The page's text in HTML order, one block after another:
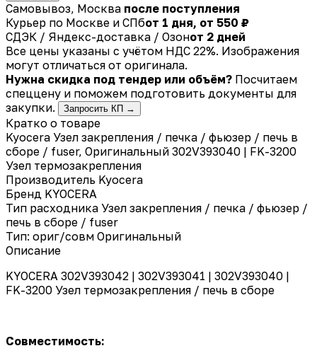
Самовывоз, Москва после поступления
Курьер по Москве и СПбот 1 дня, от 550 ₽
СДЭК / Яндекс-доставка / Озонот 2 дней
Все цены указаны с учётом НДС 22%. Изображения
могут отличаться от оригинала.
Нужна скидка под тендер или объём? Посчитаем
спеццену и поможем подготовить документы для
закупки.
Запросить КП →
Кратко о товаре
Kyocera Узел закрепления / печка / фьюзер / печь в
сборе / fuser, Оригинальный 302V393040 | FK-3200
Узел термозакрепления
Производитель Kyocera
Бренд KYOCERA
Тип расходника Узел закрепления / печка / фьюзер /
печь в сборе / fuser
Тип: ориг/совм Оригинальный
Описание
KYOCERA 302V393042 | 302V393041 | 302V393040 |
FK-3200 Узел термозакрепления / печь в сборе
Совместимость: